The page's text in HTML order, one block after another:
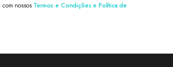
nossos Termos e Condições e Política de